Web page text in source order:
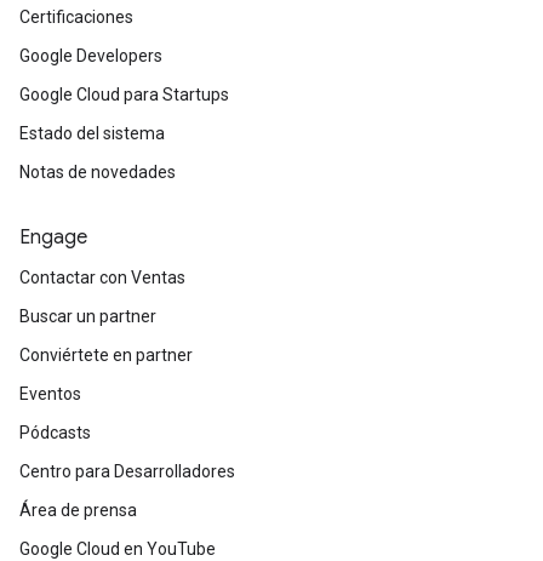
Certificaciones
Google Developers
Google Cloud para Startups
Estado del sistema
Notas de novedades
Engage
Contactar con Ventas
Buscar un partner
Conviértete en partner
Eventos
Pódcasts
Centro para Desarrolladores
Área de prensa
Google Cloud en YouTube